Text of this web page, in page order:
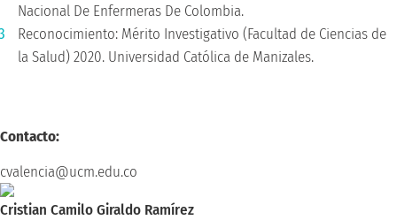
Nacional De Enfermeras De Colombia.
Reconocimiento: Mérito Investigativo (Facultad de Ciencias de
la Salud) 2020. Universidad Católica de Manizales.
Contacto:
cvalencia@ucm.edu.co
Cristian Camilo Giraldo Ramírez